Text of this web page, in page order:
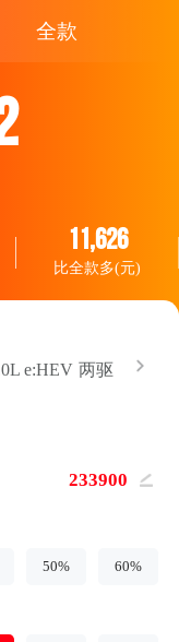
全款
11,626
比全款多(元)
e:HEV 两驱
50% 60%